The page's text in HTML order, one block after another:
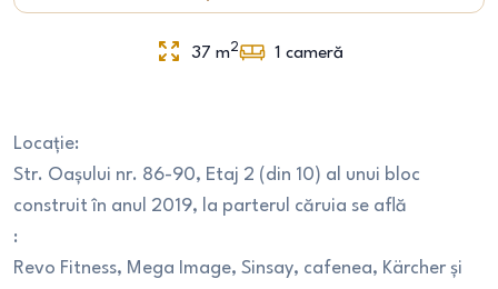
37 m2 1 cameră
Locație:
Str. Oașului nr. 86-90, Etaj 2 (din 10) al unui bloc
construit în anul 2019, la parterul căruia se află
:
Revo Fitness, Mega Image, Sinsay, cafenea, Kärcher și